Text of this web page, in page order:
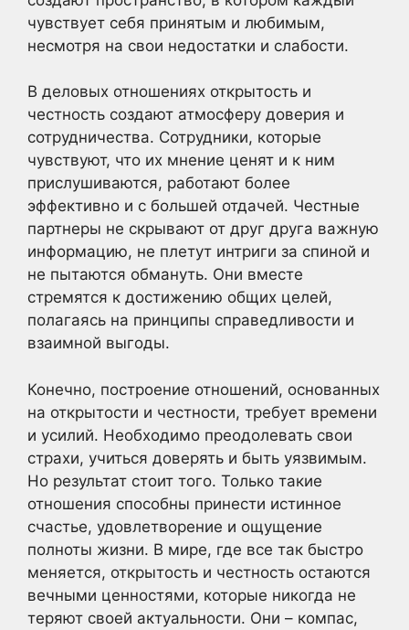
чувствует себя принятым и любимым,
несмотря на свои недостатки и слабости.
В деловых отношениях открытость и
честность создают атмосферу доверия и
сотрудничества. Сотрудники, которые
чувствуют, что их мнение ценят и к ним
прислушиваются, работают более
эффективно и с большей отдачей. Честные
партнеры не скрывают от друг друга важную
информацию, не плетут интриги за спиной и
не пытаются обмануть. Они вместе
стремятся к достижению общих целей,
полагаясь на принципы справедливости и
взаимной выгоды.
Конечно, построение отношений, основанных
на открытости и честности, требует времени
и усилий. Необходимо преодолевать свои
страхи, учиться доверять и быть уязвимым.
Но результат стоит того. Только такие
отношения способны принести истинное
счастье, удовлетворение и ощущение
полноты жизни. В мире, где все так быстро
меняется, открытость и честность остаются
вечными ценностями, которые никогда не
теряют своей актуальности. Они – компас,